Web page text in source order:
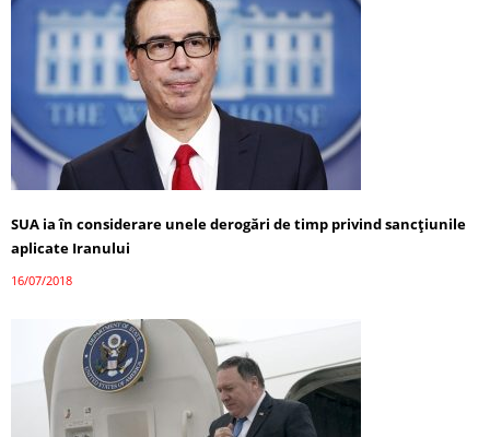
SUA ia în considerare unele derogări de timp privind sancțiunile
aplicate Iranului
16/07/2018